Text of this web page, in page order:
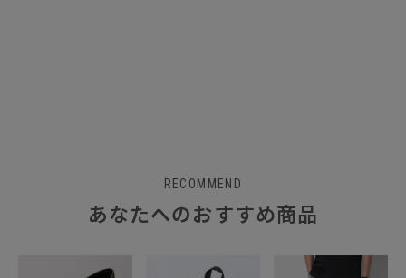
RECOMMEND
あなたへのおすすめ商品